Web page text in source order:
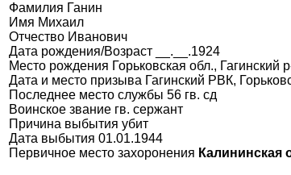
Фамилия Ганин
Имя Михаил
Отчество Иванович
Дата рождения/Возраст __.__.1924
Место рождения Горьковская обл., Гагинский
Дата и место призыва Гагинский РВК,
Последнее место службы 56 гв. сд
Воинское звание гв. сержант
Причина выбытия убит
Дата выбытия 01.01.1944
Первичное место захоронения Калининская